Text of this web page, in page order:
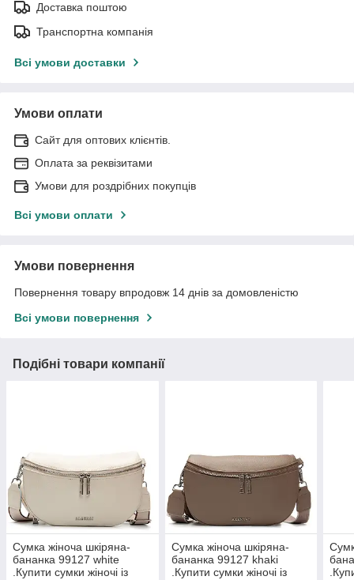
Доставка поштою
Транспортна компанія
Всі умови доставки
Умови оплати
Сайт для оптових клієнтів.
Оплата за реквізитами
Умови для роздрібних покупців
Всі умови оплати
Умови повернення
Повернення товару впродовж 14 днів за домовленістю
Всі умови повернення
Подібні товари компанії
Cумка жіноча шкіряна-
бананка 99127 white
.Купити сумки жіночі із
Cумка жіноча шкіряна-
бананка 99127 khaki
.Купити сумки жіночі із